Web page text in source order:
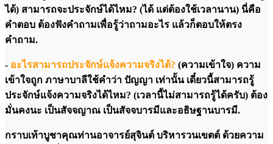
ได้) สามารถจะประจักษ์ได้ไหม? (ได้ แต่ต้องใช้เวลานาน) นี่คือ
คำตอบ ต้องฟังคำถามเพื่อรู้ว่าถามอะไร แล้วก็ตอบให้ตรง
คำถาม.
- อะไรสามารถประจักษ์แจ้งความจริงได้? (ความเข้าใจ) ความ
เข้าใจถูก ภาษาบาลีใช้คำว่า ปัญญา เท่านั้น เดี๋ยวนี้สามารถรู้
ประจักษ์แจ้งความจริงได้ไหม? (เวลานี้ไม่สามารถรู้ได้ครับ) ต้อง
มั่นคงนะ เป็นสัจจญาณ เป็นสัจจบารมีและอธิษฐานบารมี.
กราบเท้าบูชาคุณท่านอาจารย์สุจินต์ บริหารวนเขตต์ ด้วยความ